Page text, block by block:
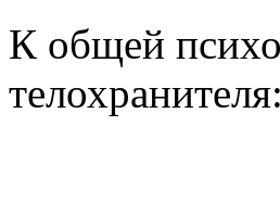
К общей
телохранителя: